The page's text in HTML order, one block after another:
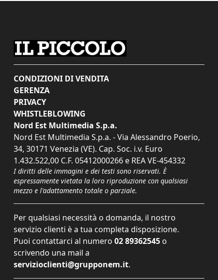
CONDIZIONI DI VENDITA
GERENZA
PRIVACY
WHISTLEBLOWING
Nord Est Multimedia S.p.a.
Nord Est Multimedia S.p.a. - Via Alessandro Poerio,
34, 30171 Venezia (VE). Cap. Soc. i.v. Euro
1.432.522,00 C.F. 05412000266 e REA VE-454332
I diritti delle immagini e dei testi sono riservati. È
espressamente vietata la loro riproduzione con qualsiasi
mezzo e l'adattamento totale o parziale.
Per qualsiasi necessità o domanda, il nostro
servizio clienti è a tua completa disposizione.
Puoi contattarci al numero 02 89362545 o
scrivendo una mail a
servizioclienti@grupponem.it.